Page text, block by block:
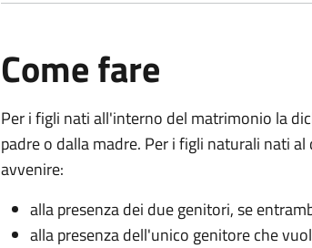
Come fare
Per i figli nati all'interno del matrimonio la
padre o dalla madre. Per i figli naturali nati
avvenire:
alla presenza dei due genitori, se
alla presenza dell'unico genitore che